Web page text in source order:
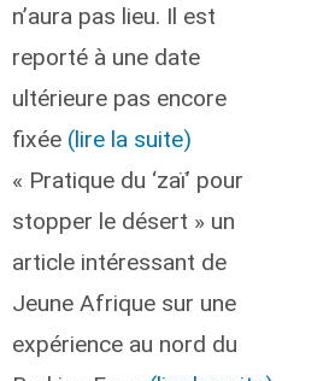
n’aura pas lieu. Il est
reporté à une date
ultérieure pas encore
fixée (lire la suite)
« Pratique du ‘zaï’ pour
stopper le désert » un
article intéressant de
Jeune Afrique sur une
expérience au nord du